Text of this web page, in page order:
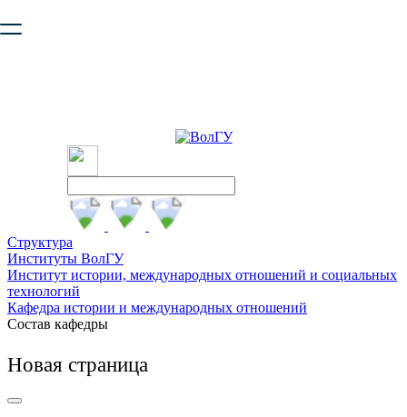
безопасную работу с сайтом. Пожалуйста
Структура
Институты ВолГУ
Институт истории, международных отношений и социальных
технологий
Кафедра истории и международных отношений
Состав кафедры
Новая страница